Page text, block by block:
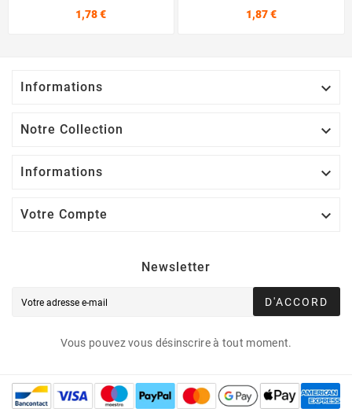
1,78 € 1,87 €
Informations 
Notre Collection 
Informations 
Votre Compte 
Newsletter
D'ACCORD
Vous pouvez vous désinscrire à tout moment.